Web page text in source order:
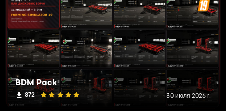
BDM Pack
872 30 июля 2026 г.